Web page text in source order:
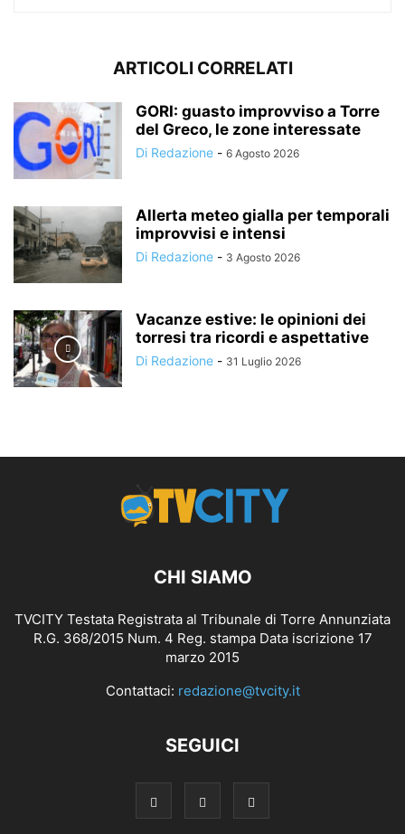
ARTICOLI CORRELATI
GORI: guasto improvviso a Torre
del Greco, le zone interessate
Di Redazione - 6 Agosto 2026
Allerta meteo gialla per temporali
improvvisi e intensi
Di Redazione - 3 Agosto 2026
Vacanze estive: le opinioni dei
torresi tra ricordi e aspettative
Di Redazione - 31 Luglio 2026
CHI SIAMO
TVCITY Testata Registrata al Tribunale di Torre Annunziata
R.G. 368/2015 Num. 4 Reg. stampa Data iscrizione 17
marzo 2015
Contattaci: redazione@tvcity.it
SEGUICI